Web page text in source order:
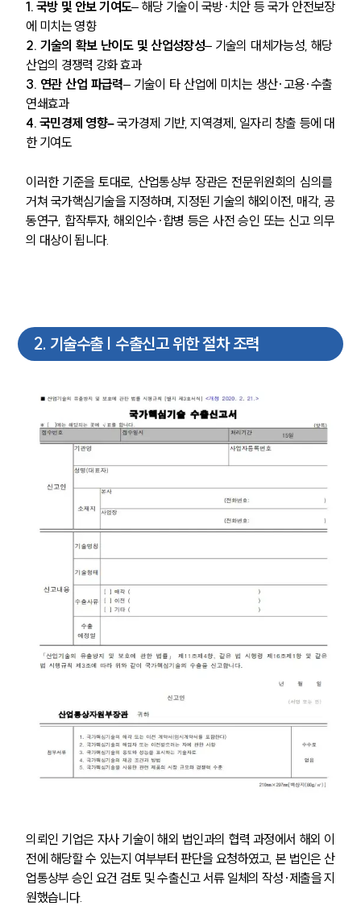
1. 국방 및 안보 기여도– 해당 기술이 국방·치안 등 국가 안전보장
에 미치는 영향
2. 기술의 확보 난이도 및 산업성장성– 기술의 대체가능성, 해당
산업의 경쟁력 강화 효과
3. 연관 산업 파급력– 기술이 타 산업에 미치는 생산·고용·수출
연쇄효과
4. 국민경제 영향– 국가경제 기반, 지역경제, 일자리 창출 등에 대
한 기여도
이러한 기준을 토대로, 산업통상부 장관은 전문위원회의 심의를
거쳐 국가핵심기술을 지정하며, 지정된 기술의 해외이전, 매각, 공
동연구, 합작투자, 해외인수·합병 등은 사전 승인 또는 신고 의무
의 대상이 됩니다.
2. 기술수출 | 수출신고 위한 절차 조력
의뢰인 기업은 자사 기술이 해외 법인과의 협력 과정에서 해외 이
전에 해당할 수 있는지 여부부터 판단을 요청하였고, 본 법인은 산
업통상부 승인 요건 검토 및 수출신고 서류 일체의 작성·제출을 지
원했습니다.